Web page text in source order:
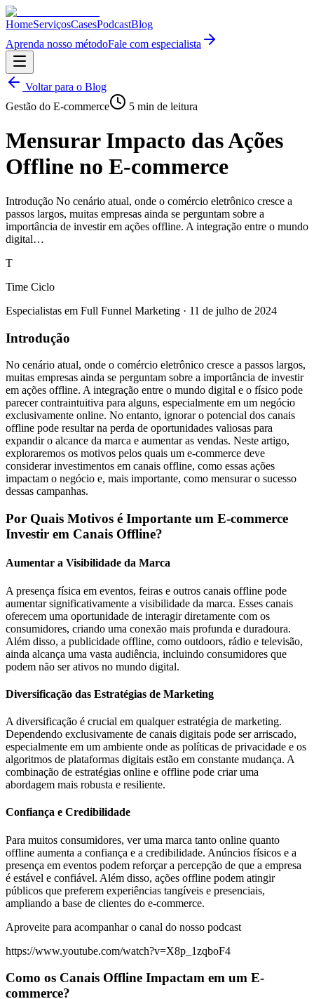
HomeServiçosCasesPodcastBlog
Aprenda nosso métodoFale com especialista
Voltar para o Blog
Gestão do E-commerce
5 min de leitura
Mensurar Impacto das Ações
Offline no E-commerce
Introdução No cenário atual, onde o comércio eletrônico cresce a
passos largos, muitas empresas ainda se perguntam sobre a
importância de investir em ações offline. A integração entre o mundo
digital…
T
Time Ciclo
Especialistas em Full Funnel Marketing · 11 de julho de 2024
Introdução
No cenário atual, onde o comércio eletrônico cresce a passos largos,
muitas empresas ainda se perguntam sobre a importância de investir
em ações offline. A integração entre o mundo digital e o físico pode
parecer contraintuitiva para alguns, especialmente em um negócio
exclusivamente online. No entanto, ignorar o potencial dos canais
offline pode resultar na perda de oportunidades valiosas para
expandir o alcance da marca e aumentar as vendas. Neste artigo,
exploraremos os motivos pelos quais um e-commerce deve
considerar investimentos em canais offline, como essas ações
impactam o negócio e, mais importante, como mensurar o sucesso
dessas campanhas.
Por Quais Motivos é Importante um E-commerce
Investir em Canais Offline?
Aumentar a Visibilidade da Marca
A presença física em eventos, feiras e outros canais offline pode
aumentar significativamente a visibilidade da marca. Esses canais
oferecem uma oportunidade de interagir diretamente com os
consumidores, criando uma conexão mais profunda e duradoura.
Além disso, a publicidade offline, como outdoors, rádio e televisão,
ainda alcança uma vasta audiência, incluindo consumidores que
podem não ser ativos no mundo digital.
Diversificação das Estratégias de Marketing
A diversificação é crucial em qualquer estratégia de marketing.
Dependendo exclusivamente de canais digitais pode ser arriscado,
especialmente em um ambiente onde as políticas de privacidade e os
algoritmos de plataformas digitais estão em constante mudança. A
combinação de estratégias online e offline pode criar uma
abordagem mais robusta e resiliente.
Confiança e Credibilidade
Para muitos consumidores, ver uma marca tanto online quanto
offline aumenta a confiança e a credibilidade. Anúncios físicos e a
presença em eventos podem reforçar a percepção de que a empresa
é estável e confiável. Além disso, ações offline podem atingir
públicos que preferem experiências tangíveis e presenciais,
ampliando a base de clientes do e-commerce.
Aproveite para acompanhar o canal do nosso podcast
https://www.youtube.com/watch?v=X8p_1zqboF4
Como os Canais Offline Impactam em um E-
commerce?